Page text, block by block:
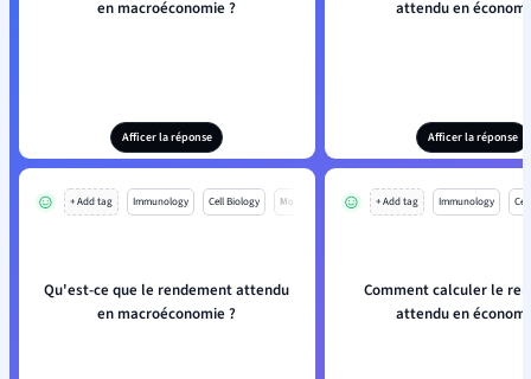
en macroéconomie ?
Afficer la réponse
attendu en
Afficer la réponse
+ Add tag Immunology Cell Biology Mo
Qu'est-ce que le rendement attendu
en macroéconomie ?
+ Add tag Immunology
Comment calculer le
attendu en